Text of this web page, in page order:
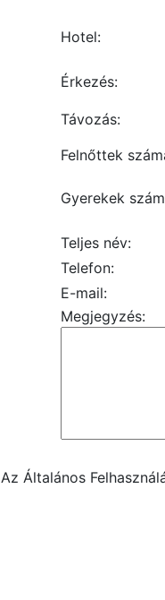
Hotel:
Érkezés:
Távozás:
Felnőttek
Gyerekek
Teljes név:
Telefon:
E-mail:
Megjegyzés:
Az Általános